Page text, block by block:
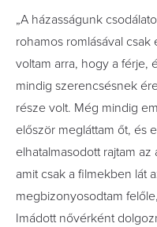
„A házasságunk
rohamos romlásával
voltam arra, hogy a férje,
mindig szerencsésnek
része volt. Még mindig
először megláttam őt, és
elhatalmasodott rajtam
amit csak a filmekben lát
megbizonyosodtam
Imádott nővérként